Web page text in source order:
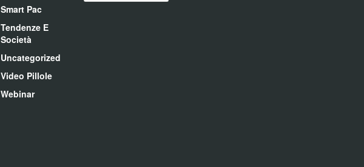
Smart Pac
Tendenze E
Società
Uncategorized
Video Pillole
Webinar